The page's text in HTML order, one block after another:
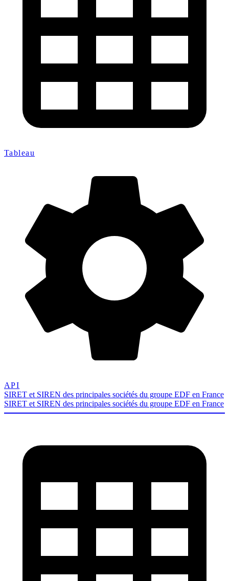
Tableau
API
SIRET et SIREN des principales sociétés du groupe EDF en France
SIRET et SIREN des principales sociétés du groupe EDF en France